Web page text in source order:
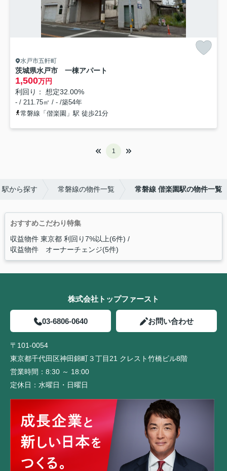
水戸市五軒町
茨城県水戸市 一棟アパート
1,500万円
利回り： 想定32.00%
- / 211.75㎡ / - /築54年
常磐線「偕楽園」駅 徒歩21分
1
駅から探す 常磐線の物件一覧 常磐線 偕楽園駅の物件一覧
おすすめこだわり特集
収益物件 東京都 利回り7%以上(6件)
収益物件 オーナーチェンジ(5件)
株式会社トップファースト
03-6806-0640 お問い合わせ
〒101-0054
東京都千代田区神田錦町３丁目21 クレスト竹橋ビル8階
営業時間： 8:30 ～ 18:00
定休日： 水曜日・日曜日